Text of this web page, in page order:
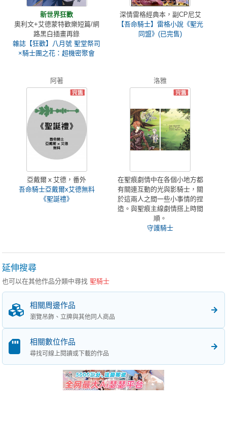
新世界狂歡
奧利文+艾德蒙特歡樂短篇/網
路黑白插畫再錄
雜誌【狂歡】八月號 聖堂祭司
×騎士團之花：超機密聚會
深情雷格經典本，副CP尼艾
【吾命騎士】雷格小說《聖光
同盟》(已完售)
阿著
亞戴爾ｘ艾德，番外
吾命騎士亞戴爾x艾德無料
《聖誕禮》
洛雅
在聖痕劇情中在各個小地方都
有關連互動的光與影騎士，關
於這兩人之間一些小事情的捏
造。與聖痕主線劇情搭上時間
順。
守護騎士
延伸搜尋
也可以在其他作品分類中尋找聖騎士
相關周邊作品
瀏覽吊飾、立牌與其他同人商品
相關數位作品
尋找可線上閱讀或下載的作品